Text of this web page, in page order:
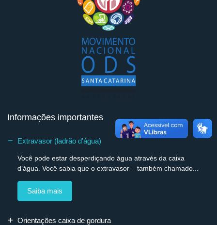
Informações importantes
Extravasor (ladrão d'água)
Você pode estar desperdiçando água através da caixa
d’água. Você sabia que o extravasor – também chamado...
Saiba mais
Orientações caixa de gordura